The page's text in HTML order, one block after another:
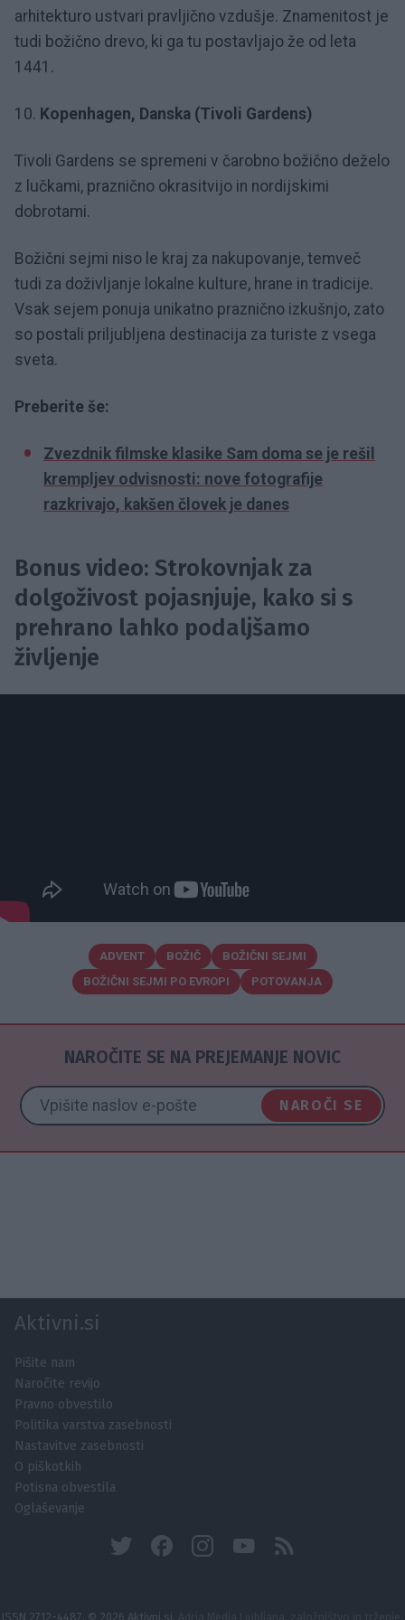
arhitekturo ustvari pravljično vzdušje. Znamenitost je
tudi božično drevo, ki ga tu postavljajo že od leta
1441.
10. Kopenhagen, Danska (Tivoli Gardens)
Tivoli Gardens se spremeni v čarobno božično deželo
z lučkami, praznično okrasitvijo in nordijskimi
dobrotami.
Božični sejmi niso le kraj za nakupovanje, temveč
tudi za doživljanje lokalne kulture, hrane in tradicije.
Vsak sejem ponuja unikatno praznično izkušnjo, zato
so postali priljubljena destinacija za turiste z vsega
sveta.
Preberite še:
Zvezdnik filmske klasike Sam doma se je rešil
krempljev odvisnosti: nove fotografije
razkrivajo, kakšen človek je danes
Bonus video: Strokovnjak za
dolgoživost pojasnjuje, kako si s
prehrano lahko podaljšamo
življenje
ADVENT BOŽIČ
BOŽIČNI SEJMI
BOŽIČNI SEJMI PO EVROPI
POTOVANJA
NAROČITE SE NA PREJEMANJE NOVIC
NAROČI SE
Aktivni.si
Pišite nam
Naročite revijo
Pravno obvestilo
Politika varstva zasebnosti
Nastavitve zasebnosti
O piškotkih
Potisna obvestila
Oglaševanje
ISSN 2712-4487, © 2026 Aktivni.si,